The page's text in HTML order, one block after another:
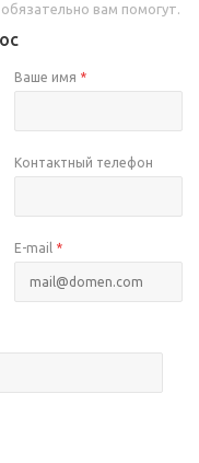
вам помогут.
Ваше имя *
Контактный телефон
E-mail *